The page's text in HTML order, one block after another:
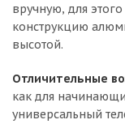
вручную, для
конструкцию
высотой.
Отличительные
как для
универсальный